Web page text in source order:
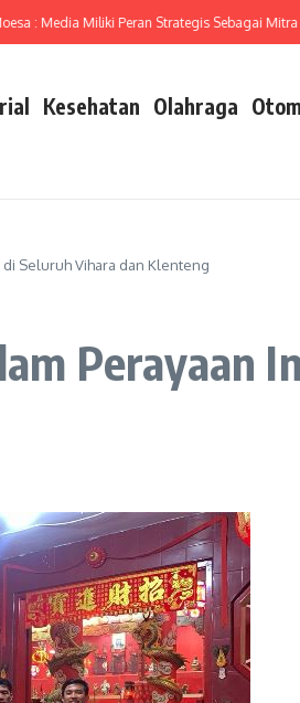
Media Miliki Peran Strategis Sebagai Mitra Bank
Kesehatan Olahraga
Seluruh Vihara dan Klenteng
Perayaan